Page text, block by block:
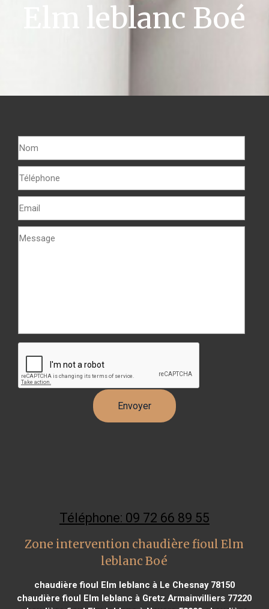
Elm leblanc Boé
Téléphone: 09 72 66 89 55
Zone intervention chaudière fioul Elm
leblanc Boé
chaudière fioul Elm leblanc à Le Chesnay 78150
chaudière fioul Elm leblanc à Gretz Armainvilliers 77220